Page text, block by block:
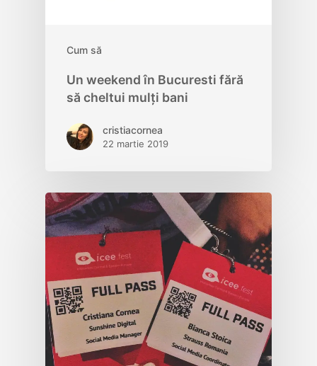
Cum să
Un weekend în Bucuresti fără
să cheltui mulți bani
cristiacornea
22 martie 2019